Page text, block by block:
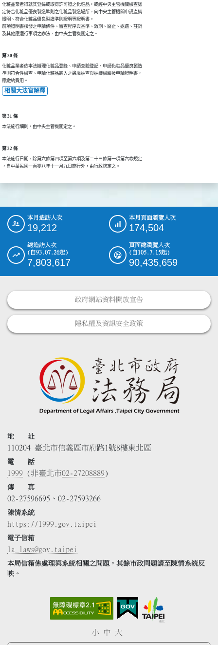
化粧品業者得就其登錄或取得許可證之化粧品，或經中央主管機關檢查認
定符合化粧品優良製造準則之化粧品製造場所，向中央主管機關申請產銷
證明、符合化粧品優良製造準則證明等證明書。
前項證明書核發之申請條件、審查程序與基準、效期、廢止、返還、註銷
及其他應遵行事項之辦法，由中央主管機關定之。
第 30 條
化粧品業者依本法辦理化粧品登錄、申請查驗登記、申請化粧品優良製造
準則符合性檢查、申請化粧品輸入之邊境抽查與抽樣檢驗及申請證明書，
應繳納費用。
相關大法官解釋
第 31 條
本法施行細則，由中央主管機關定之。
第 32 條
本法施行日期，除第六條第四項至第六項及第二十三條第一項第六款規定
，自中華民國一百零八年十一月九日施行外，由行政院定之。
::: 本月造訪人次
19,212
本月頁面瀏覽人次
174,504
總造訪人次
(自93.07.26起)
7,803,617
頁面總瀏覽人次
(自105.7.15起)
90,435,659
政府網站資料開放宣告
隱私權及資訊安全政策
地 址
110204 臺北市信義區市府路1號8樓東北區
電 話
1999 (非臺北市02-27208889)
傳 真
02-27596695、02-27593266
陳情系統
https://1999.gov.taipei
電子信箱
la_laws@gov.taipei
本局信箱係處理與系統相關之問題，其餘市政問題請至陳情系統反
映。
小 中 大